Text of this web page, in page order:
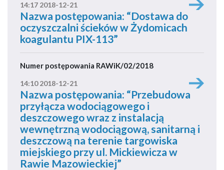
14:17 2018-12-21
Nazwa postępowania: “Dostawa do
oczyszczalni ścieków w Żydomicach
koagulantu PIX-113”
Numer postępowania RAWiK/02/2018
14:10 2018-12-21
Nazwa postępowania: “Przebudowa
przyłącza wodociągowego i
deszczowego wraz z instalacją
wewnętrzną wodociągową, sanitarną i
deszczową na terenie targowiska
miejskiego przy ul. Mickiewicza w
Rawie Mazowieckiej”